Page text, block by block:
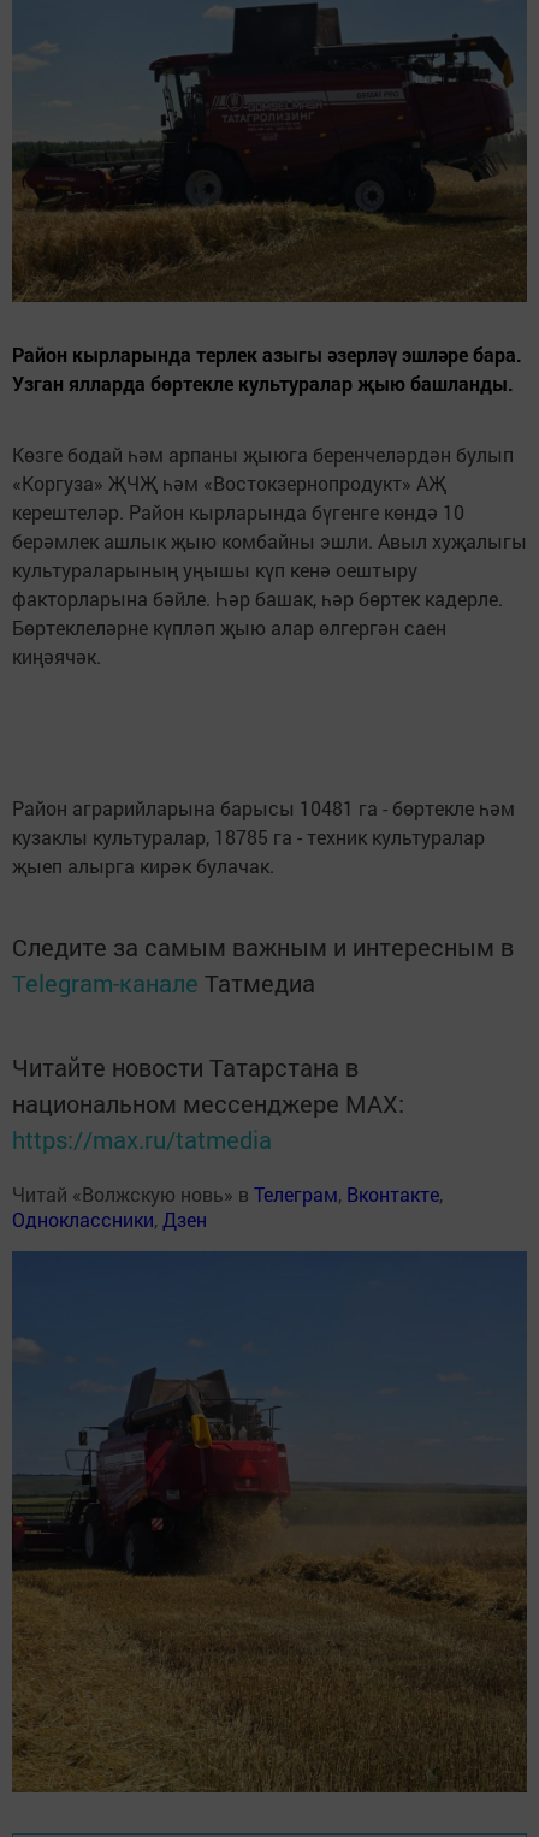
Район кырларында терлек азыгы әзерләү эшләре бара.
Узган ялларда бөртекле культуралар җыю башланды.
Көзге бодай һәм арпаны җыюга беренчеләрдән булып
«Коргуза» ҖЧҖ һәм «Востокзернопродукт» АҖ
керештеләр. Район кырларында бүгенге көндә 10
берәмлек ашлык җыю комбайны эшли. Авыл хуҗалыгы
культураларының уңышы күп кенә оештыру
факторларына бәйле. Һәр башак, һәр бөртек кадерле.
Бөртеклеләрне күпләп җыю алар өлгергән саен
киңәячәк.
Район аграрийларына барысы 10481 га - бөртекле һәм
кузаклы культуралар, 18785 га - техник культуралар
җыеп алырга кирәк булачак.
Следите за самым важным и интересным в
Telegram-канале Татмедиа
Читайте новости Татарстана в
национальном мессенджере MАХ:
https://max.ru/tatmedia
Читай «Волжскую новь» в Телеграм, Вконтакте,
Одноклассники, Дзен